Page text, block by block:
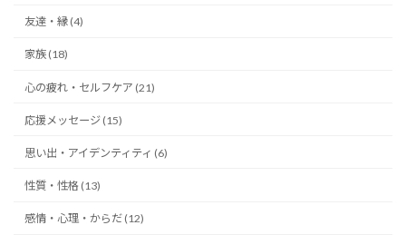
友達・縁 (4)
家族 (18)
心の疲れ・セルフケア (21)
応援メッセージ (15)
思い出・アイデンティティ (6)
性質・性格 (13)
感情・心理・からだ (12)